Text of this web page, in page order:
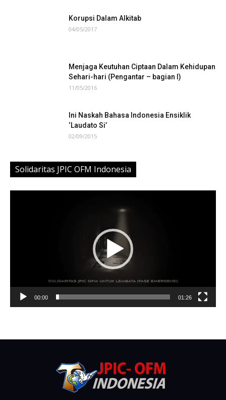
Korupsi Dalam Alkitab
04/05/2017
Menjaga Keutuhan Ciptaan Dalam Kehidupan
Sehari-hari (Pengantar – bagian I)
11/05/2016
Ini Naskah Bahasa Indonesia Ensiklik
‘Laudato Si’
02/09/2015
Solidaritas JPIC OFM Indonesia
00:00 01:26